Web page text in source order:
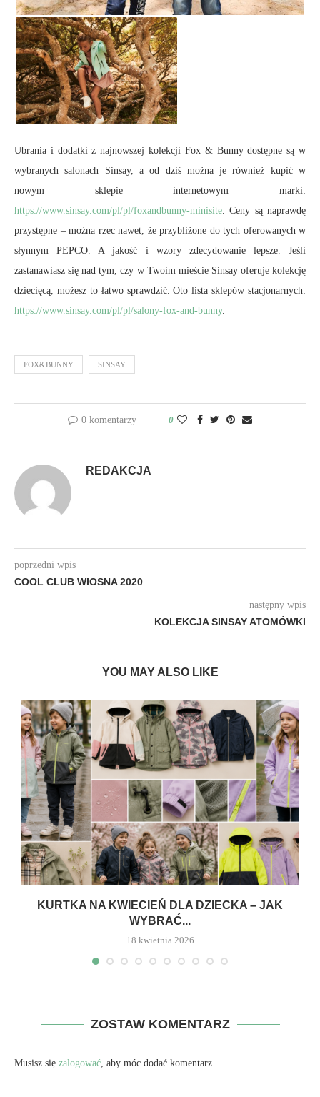
Ubrania i dodatki z najnowszej kolekcji Fox & Bunny dostępne są w
wybranych salonach Sinsay, a od dziś można je również kupić w
nowym sklepie internetowym marki:
https://www.sinsay.com/pl/pl/foxandbunny-minisite. Ceny są naprawdę
przystępne – można rzec nawet, że przybliżone do tych oferowanych w
słynnym PEPCO. A jakość i wzory zdecydowanie lepsze. Jeśli
zastanawiasz się nad tym, czy w Twoim mieście Sinsay oferuje kolekcję
dziecięcą, możesz to łatwo sprawdzić. Oto lista sklepów stacjonarnych:
https://www.sinsay.com/pl/pl/salony-fox-and-bunny.
FOX&BUNNY SINSAY
0 komentarzy 0
REDAKCJA
poprzedni wpis
COOL CLUB WIOSNA 2020
następny wpis
KOLEKCJA SINSAY ATOMÓWKI
YOU MAY ALSO LIKE
KURTKA NA KWIECIEŃ DLA DZIECKA – JAK
WYBRAĆ...
18 kwietnia 2026
ZOSTAW KOMENTARZ
Musisz się zalogować, aby móc dodać komentarz.